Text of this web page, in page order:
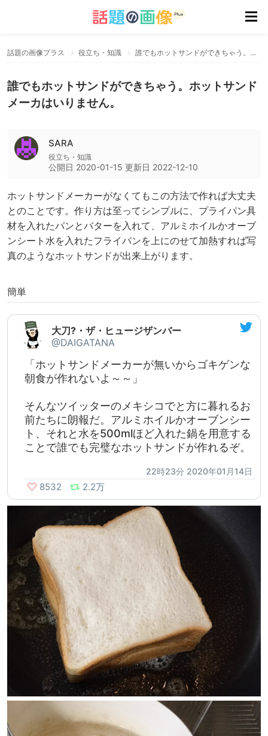
話題の画像プラス 役立ち・知識 誰でもホットサンドができちゃう。ホットサンドメーカはいりません。
誰でもホットサンドができちゃう。ホットサンド
メーカはいりません。
SARA
役立ち・知識
公開日 2020-01-15 更新日 2022-12-10
ホットサンドメーカーがなくてもこの方法で作れば大丈夫
とのことです。作り方は至ってシンプルに、プライパン具
材を入れたパンとバターを入れて、アルミホイルかオーブ
ンシート水を入れたフライパンを上にのせて加熱すれば写
真のようなホットサンドが出来上がります。
簡単
大刀?・ザ・ヒュージザンバー
@DAIGATANA
「ホットサンドメーカーが無いからゴキゲンな
朝食が作れないよ～～」
そんなツイッターのメキシコでと方に暮れるお
前たちに朗報だ。アルミホイルかオーブンシー
ト、それと水を500mlほど入れた鍋を用意する
ことで誰でも完璧なホットサンドが作れるぞ。
22時23分 2020年01月14日
8532 2.2万